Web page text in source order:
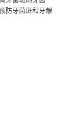
防牙菌斑和牙龈